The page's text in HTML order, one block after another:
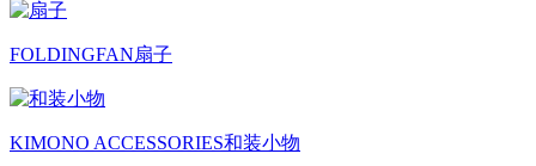
FOLDINGFAN扇子
KIMONO ACCESSORIES和装小物